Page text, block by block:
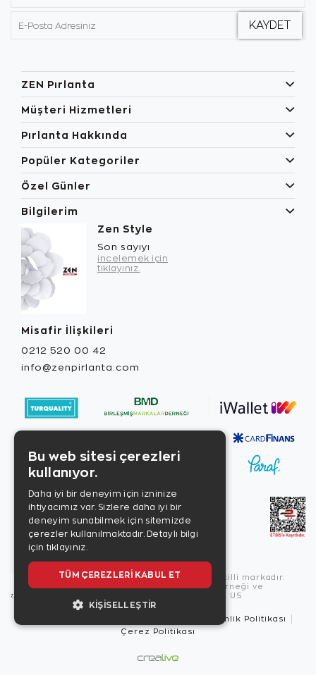
ZEN Pırlanta
Müşteri Hizmetleri
Pırlanta Hakkında
Popüler Kategoriler
Özel Günler
Bilgilerim
Zen Style
Son sayıyı
incelemek için
tıklayınız.
Misafir İlişkileri
0212 520 00 42
info@zenpirlanta.com
Copyright © 2026, Zen Diamond tescilli markadır.
Zen Diamond Birleşmiş Markalar Derneği ve
Turquality Destek Programı üyesidir. US
Güvenlik Politikası
Çerez Politikası
Bu web sitesi çerezleri
kullanıyor.
Daha iyi bir deneyim için izninize
ihtiyacımız var. Sizlere daha iyi bir
deneyim sunabilmek için sitemizde
çerezler kullanılmaktadır. Detaylı bilgi
için tıklayınız.
TÜM ÇEREZLERI KABUL ET
KIŞISELLEŞTIR